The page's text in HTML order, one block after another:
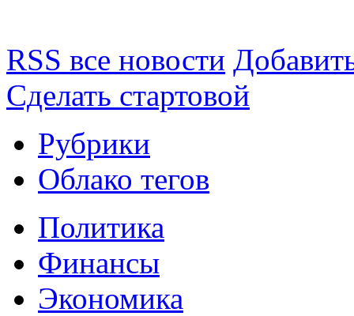
RSS все новости
Сделать стартовой
Рубрики
Облако тегов
Политика
Финансы
Экономика